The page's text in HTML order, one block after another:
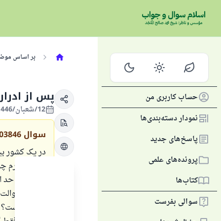
حساب کاربری من
نمودار دسته‌بندی‌ها
پاسخ‌های جدید
پرونده‌های علمی
کتاب‌ها
سوالی بفرست
بر اساس
پس از
12/شعبان/1446 , 11/بهمن/2025
سوال
در یک کشور
حاجت دارم
می‌کنم تا
دستمال
برسد